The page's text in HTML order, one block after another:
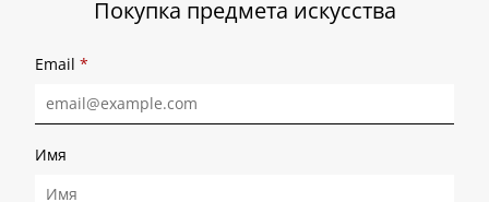
Покупка предмета искусства
Email *
Имя